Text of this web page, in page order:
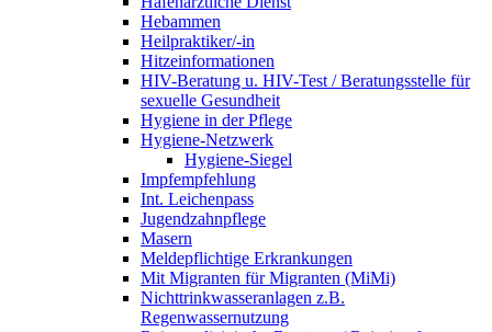
Hebammen
Heilpraktiker/-in
Hitzeinformationen
HIV-Beratung u. HIV-Test / Beratungsstelle für
sexuelle Gesundheit
Hygiene in der Pflege
Hygiene-Netzwerk
Hygiene-Siegel
Impfempfehlung
Int. Leichenpass
Jugendzahnpflege
Masern
Meldepflichtige Erkrankungen
Mit Migranten für Migranten (MiMi)
Nichttrinkwasseranlagen z.B.
Regenwassernutzung